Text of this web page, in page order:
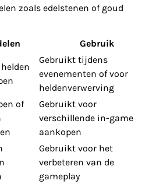
zoals edelstenen of goud
Gebruik
Gebruikt tijdens
evenementen of voor
heldenverwerving
of
Gebruikt voor
verschillende in-game
aankopen
Gebruikt voor het
verbeteren van de
gameplay